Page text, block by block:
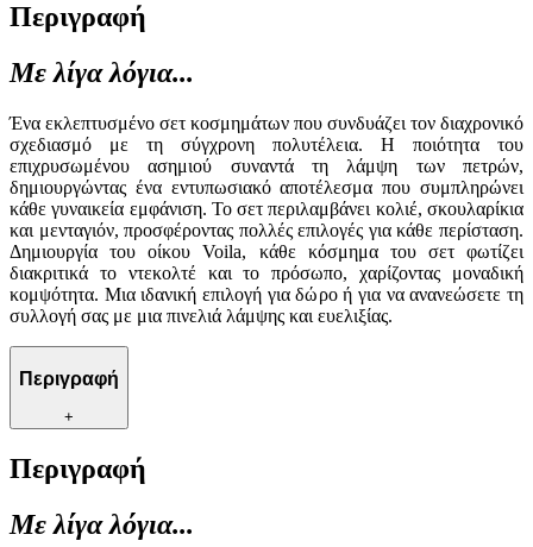
Περιγραφή
Με λίγα λόγια...
Ένα εκλεπτυσμένο σετ κοσμημάτων που συνδυάζει τον διαχρονικό
σχεδιασμό με τη σύγχρονη πολυτέλεια. Η ποιότητα του
επιχρυσωμένου ασημιού συναντά τη λάμψη των πετρών,
δημιουργώντας ένα εντυπωσιακό αποτέλεσμα που συμπληρώνει
κάθε γυναικεία εμφάνιση. Το σετ περιλαμβάνει κολιέ, σκουλαρίκια
και μενταγιόν, προσφέροντας πολλές επιλογές για κάθε περίσταση.
Δημιουργία του οίκου Voila, κάθε κόσμημα του σετ φωτίζει
διακριτικά το ντεκολτέ και το πρόσωπο, χαρίζοντας μοναδική
κομψότητα. Μια ιδανική επιλογή για δώρο ή για να ανανεώσετε τη
συλλογή σας με μια πινελιά λάμψης και ευελιξίας.
Περιγραφή
+
Περιγραφή
Με λίγα λόγια...